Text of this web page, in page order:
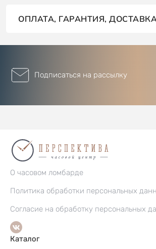
ОПЛАТА, ГАРАНТИЯ, ДОСТАВКА
Подписаться на рассылку
О часовом ломбарде
Политика обработки персональных
Согласие на обработку персональных
Каталог